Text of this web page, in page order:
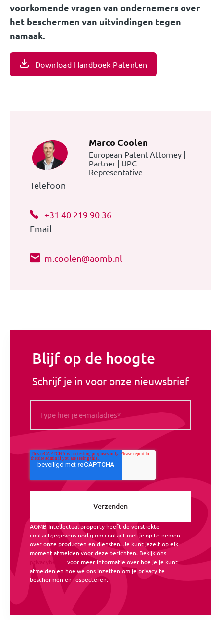
voorkomende vragen van ondernemers over
het beschermen van uitvindingen tegen
namaak.
Download Handboek Patenten
Marco Coolen
European Patent Attorney |
Partner | UPC
Representative
Telefoon
+31 40 219 90 36
Email
m.coolen@aomb.nl
Blijf op de hoogte
Schrijf je in voor onze nieuwsbrief
AOMB Intellectual property heeft de verstrekte
contactgegevens nodig om contact met je op te nemen
over onze producten en diensten. Je kunt jezelf op elk
moment afmelden voor deze berichten. Bekijk ons
voor meer informatie over hoe je je kunt
afmelden en hoe we ons inzetten om je privacy te
beschermen en respecteren.